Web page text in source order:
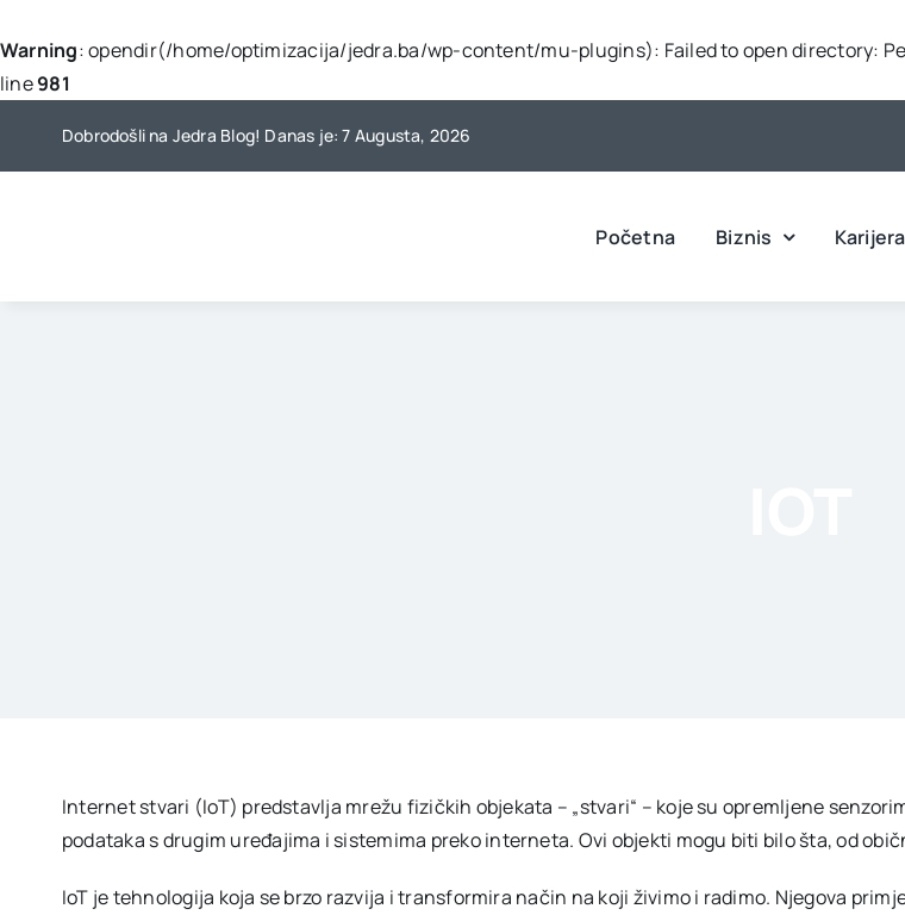
Warning: opendir(/home/optimizacija/jedra.ba/wp-content/mu-plugins): Failed to open directory:
line981
Dobrodošli na Jedra Blog! Danas je: 7 Augusta, 2026
Početna Biznis Karijera
Internet stvari (IoT) predstavlja mrežu fizičkih objekata – „stvari“ – koje su opremljene
podataka s drugim uređajima i sistemima preko interneta. Ovi objekti mogu biti bilo šta, od
IoT je tehnologija koja se brzo razvija i transformira način na koji živimo i radimo. Njegova